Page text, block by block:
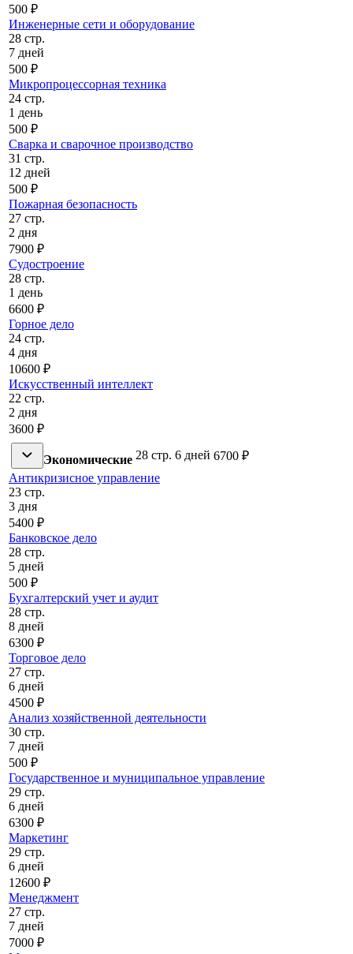
500 ₽
Инженерные сети и оборудование
28 стр.
7 дней
500 ₽
Микропроцессорная техника
24 стр.
1 день
500 ₽
Сварка и сварочное производство
31 стр.
12 дней
500 ₽
Пожарная безопасность
27 стр.
2 дня
7900 ₽
Судостроение
28 стр.
1 день
6600 ₽
Горное дело
24 стр.
4 дня
10600 ₽
Искусственный интеллект
22 стр.
2 дня
3600 ₽
Экономические 28 стр. 6 дней 6700 ₽
Антикризисное управление
23 стр.
3 дня
5400 ₽
Банковское дело
28 стр.
5 дней
500 ₽
Бухгалтерский учет и аудит
28 стр.
8 дней
6300 ₽
Торговое дело
27 стр.
6 дней
4500 ₽
Анализ хозяйственной деятельности
30 стр.
7 дней
500 ₽
Государственное и муниципальное управление
29 стр.
6 дней
6300 ₽
Маркетинг
29 стр.
6 дней
12600 ₽
Менеджмент
27 стр.
7 дней
7000 ₽